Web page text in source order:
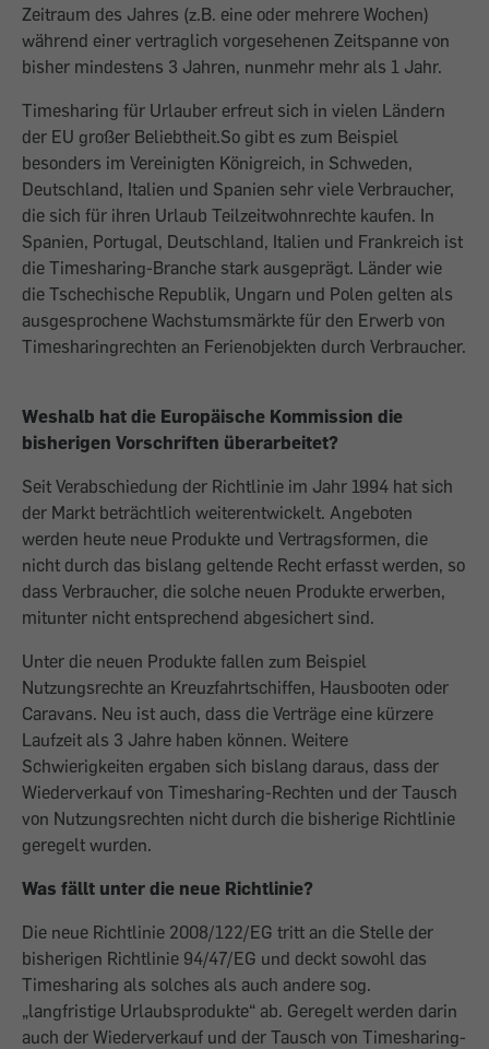
Zeitraum des Jahres (z.B. eine oder mehrere Wochen)
während einer vertraglich vorgesehenen Zeitspanne von
bisher mindestens 3 Jahren, nunmehr mehr als 1 Jahr.
Timesharing für Urlauber erfreut sich in vielen Ländern
der EU großer Beliebtheit.So gibt es zum Beispiel
besonders im Vereinigten Königreich, in Schweden,
Deutschland, Italien und Spanien sehr viele Verbraucher,
die sich für ihren Urlaub Teilzeitwohnrechte kaufen. In
Spanien, Portugal, Deutschland, Italien und Frankreich ist
die Timesharing-Branche stark ausgeprägt. Länder wie
die Tschechische Republik, Ungarn und Polen gelten als
ausgesprochene Wachstumsmärkte für den Erwerb von
Timesharingrechten an Ferienobjekten durch Verbraucher.
Weshalb hat die Europäische Kommission die
bisherigen Vorschriften überarbeitet?
Seit Verabschiedung der Richtlinie im Jahr 1994 hat sich
der Markt beträchtlich weiterentwickelt. Angeboten
werden heute neue Produkte und Vertragsformen, die
nicht durch das bislang geltende Recht erfasst werden, so
dass Verbraucher, die solche neuen Produkte erwerben,
mitunter nicht entsprechend abgesichert sind.
Unter die neuen Produkte fallen zum Beispiel
Nutzungsrechte an Kreuzfahrtschiffen, Hausbooten oder
Caravans. Neu ist auch, dass die Verträge eine kürzere
Laufzeit als 3 Jahre haben können. Weitere
Schwierigkeiten ergaben sich bislang daraus, dass der
Wiederverkauf von Timesharing-Rechten und der Tausch
von Nutzungsrechten nicht durch die bisherige Richtlinie
geregelt wurden.
Was fällt unter die neue Richtlinie?
Die neue Richtlinie 2008/122/EG tritt an die Stelle der
bisherigen Richtlinie 94/47/EG und deckt sowohl das
Timesharing als solches als auch andere sog.
„langfristige Urlaubsprodukte“ ab. Geregelt werden darin
auch der Wiederverkauf und der Tausch von Timesharing-